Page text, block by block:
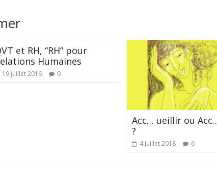
et RH, “RH” pour
Humaines
19 juillet 2016 0
Acc… ueillir ou
?
4 juillet 2018 6